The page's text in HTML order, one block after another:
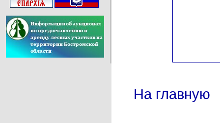
На главную